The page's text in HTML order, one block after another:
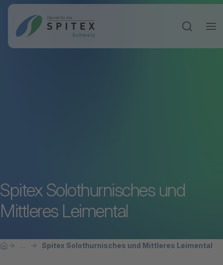
Spitex Solothurnisches und
Mittleres Leimental
Breadcrumbnavigation
Sie befinden sich hier:
Home ... Spitex Solothurnisches und Mittleres Leimental